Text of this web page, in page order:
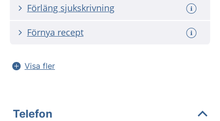
Förläng sjukskrivning
Förnya recept
Visa fler
Telefon